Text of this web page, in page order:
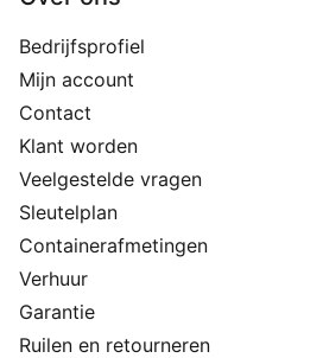
Bedrijfsprofiel
Mijn account
Contact
Klant worden
Veelgestelde vragen
Sleutelplan
Containerafmetingen
Verhuur
Garantie
Ruilen en retourneren